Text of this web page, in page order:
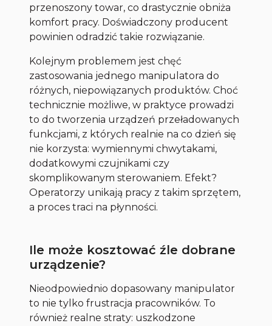
przenoszony towar, co drastycznie obniża
komfort pracy. Doświadczony producent
powinien odradzić takie rozwiązanie.
Kolejnym problemem jest chęć
zastosowania jednego manipulatora do
różnych, niepowiązanych produktów. Choć
technicznie możliwe, w praktyce prowadzi
to do tworzenia urządzeń przeładowanych
funkcjami, z których realnie na co dzień się
nie korzysta: wymiennymi chwytakami,
dodatkowymi czujnikami czy
skomplikowanym sterowaniem. Efekt?
Operatorzy unikają pracy z takim sprzętem,
a proces traci na płynności.
Ile może kosztować źle dobrane
urządzenie?
Nieodpowiednio dopasowany manipulator
to nie tylko frustracja pracowników. To
również realne straty: uszkodzone